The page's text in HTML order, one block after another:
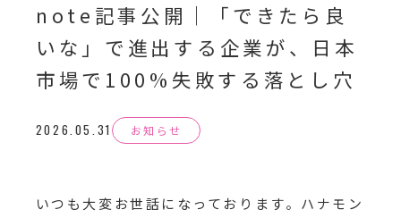
note記事公開｜「できたら良
いな」で進出する企業が、日本
市場で100%失敗する落とし穴
2026.05.31 お知らせ
いつも大変お世話になっております。ハナモン